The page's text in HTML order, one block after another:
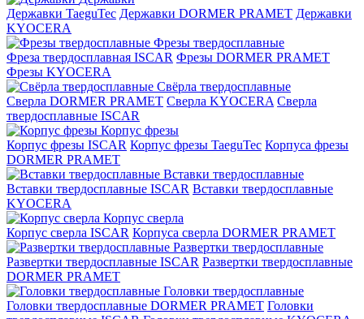
Державки TaeguTec Державки DORMER PRAMET Державки
KYOCERA
Фрезы твердосплавные
Фреза твердосплавная ISCAR Фрезы DORMER PRAMET
Фрезы KYOCERA
Свёрла твердосплавные
Сверла DORMER PRAMET Сверла KYOCERA Сверла
твердосплавные ISCAR
Корпус фрезы
Корпус фрезы ISCAR Корпус фрезы TaeguTec Корпуса фрезы
DORMER PRAMET
Вставки твердосплавные
Вставки твердосплавные ISCAR Вставки твердосплавные
KYOCERA
Корпус сверла
Корпус сверла ISCAR Корпуса сверла DORMER PRAMET
Развертки твердосплавные
Развертки твердосплавные ISCAR Развертки твердосплавные
DORMER PRAMET
Головки твердосплавные
Головки твердосплавные DORMER PRAMET Головки